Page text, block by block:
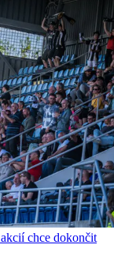
chce dokončit